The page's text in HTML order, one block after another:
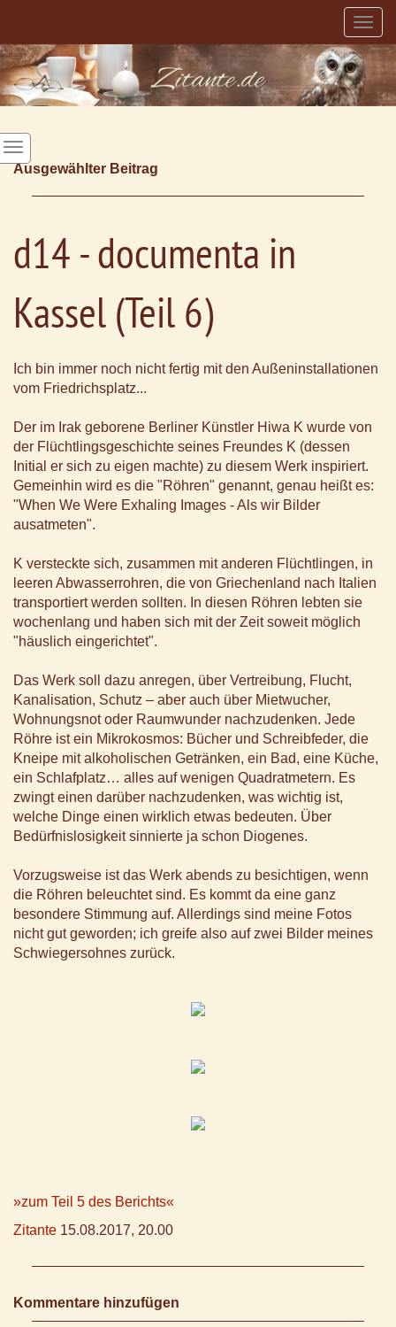
Ausgewählter Beitrag
d14 - documenta in
Kassel (Teil 6)
Ich bin immer noch nicht fertig mit den Außeninstallationen
vom Friedrichsplatz...
Der im Irak geborene Berliner Künstler Hiwa K wurde von
der Flüchtlingsgeschichte seines Freundes K (dessen
Initial er sich zu eigen machte) zu diesem Werk inspiriert.
Gemeinhin wird es die "Röhren" genannt, genau heißt es:
"When We Were Exhaling Images - Als wir Bilder
ausatmeten".
K versteckte sich, zusammen mit anderen Flüchtlingen, in
leeren Abwasserrohren, die von Griechenland nach Italien
transportiert werden sollten. In diesen Röhren lebten sie
wochenlang und haben sich mit der Zeit soweit möglich
"häuslich eingerichtet".
Das Werk soll dazu anregen, über Vertreibung, Flucht,
Kanalisation, Schutz – aber auch über Mietwucher,
Wohnungsnot oder Raumwunder nachzudenken. Jede
Röhre ist ein Mikrokosmos: Bücher und Schreibfeder, die
Kneipe mit alkoholischen Getränken, ein Bad, eine Küche,
ein Schlafplatz… alles auf wenigen Quadratmetern. Es
zwingt einen darüber nachzudenken, was wichtig ist,
welche Dinge einen wirklich etwas bedeuten. Über
Bedürfnislosigkeit sinnierte ja schon Diogenes.
Vorzugsweise ist das Werk abends zu besichtigen, wenn
die Röhren beleuchtet sind. Es kommt da eine ganz
besondere Stimmung auf. Allerdings sind meine Fotos
nicht gut geworden; ich greife also auf zwei Bilder meines
Schwiegersohnes zurück.
»zum Teil 5 des Berichts«
Zitante 15.08.2017, 20.00
Kommentare hinzufügen